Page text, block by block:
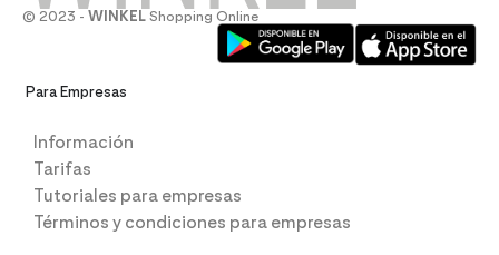
© 2023 - WINKEL Shopping Online
Para Empresas
Información
Tarifas
Tutoriales para empresas
Términos y condiciones para empresas